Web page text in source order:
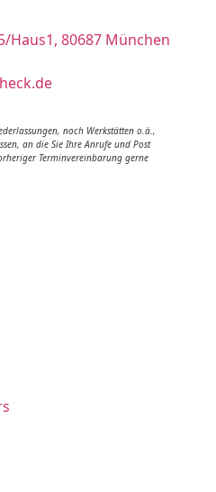
Haus1, 80687 München
noch Werkstätten o.ä.,
an die Sie Ihre Anrufe und Post
Terminvereinbarung gerne